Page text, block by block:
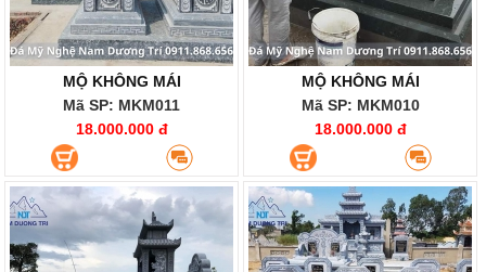
MỘ KHÔNG MÁI
Mã SP: MKM011
18.000.000 đ
MỘ KHÔNG MÁI
Mã SP: MKM010
18.000.000 đ